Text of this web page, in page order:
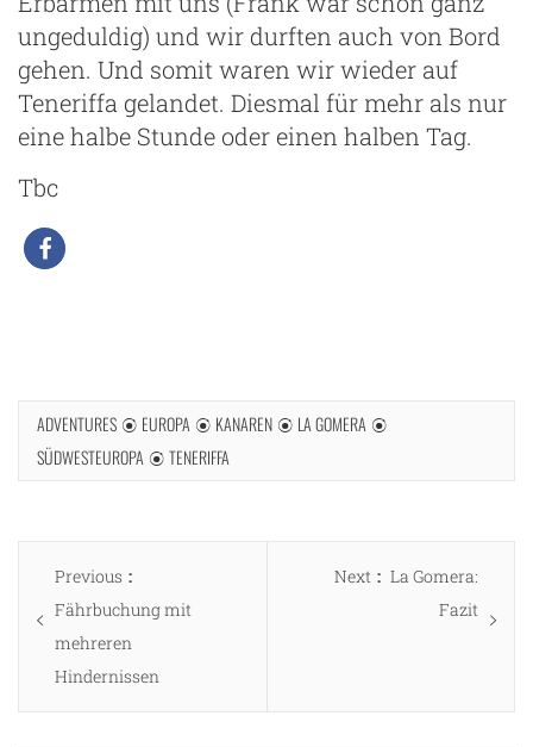
ungeduldig) und wir durften auch von Bord
gehen. Und somit waren wir wieder auf
Teneriffa gelandet. Diesmal für mehr als nur
eine halbe Stunde oder einen halben Tag.
Tbc
ADVENTURES EUROPA KANAREN
LA GOMERA
SÜDWESTEUROPA
TENERIFFA
Beitragsnavigation
Previous
post:
Fährbuchung mit
mehreren
Hindernissen
Next
Next
La Gomera:
Fazit